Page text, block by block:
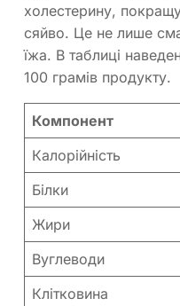
холестерину,
сяйво. Це не лише
їжа. В таблиці
100 грамів продукту.
Компонент
Калорійність
Білки
Жири
Вуглеводи
Клітковина